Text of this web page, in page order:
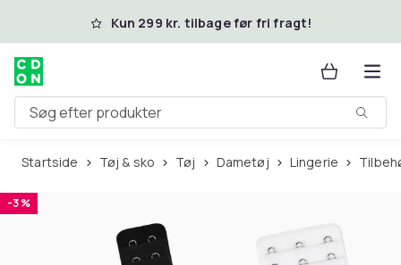
Spring til hovedindhold
Kun 299 kr. tilbage før fri fragt!
Søg efter produkter
Startside Tøj & sko Tøj Dametøj Lingerie
-3 %